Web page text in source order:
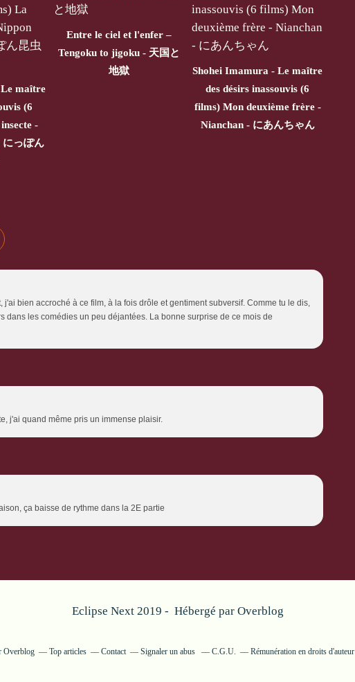
maître
(6
-
にっぽん
Entre le ciel et l'enfer –
Tengoku to jigoku - 天国と
地獄
Shohei Imamura - Le maître
des désirs inassouvis (6
films) Mon deuxième frère -
Nianchan - にあんちゃん
bien accroché à ce film, à la fois drôle et gentiment subversif. Comme tu le dis,
dans les comédies un peu déjantées. La bonne surprise de ce mois de
j'ai quand même pris un immense plaisir.
ça baisse de rythme dans la 2E partie
Eclipse Next 2019 - Hébergé par Overblog
Overblog Top articles Contact Signaler un abus C.G.U. Rémunération en droits d'auteur